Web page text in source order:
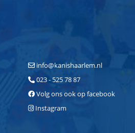
info@kanishaarlem.nl
023 - 525 78 87
Volg ons ook op facebook
Instagram